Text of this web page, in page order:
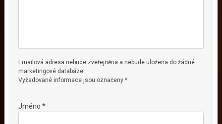
Emailová adresa nebude zveřejněna a nebude uložena do žádné
marketingové databáze.
Vyžadované informace jsou označeny *.
Jméno *